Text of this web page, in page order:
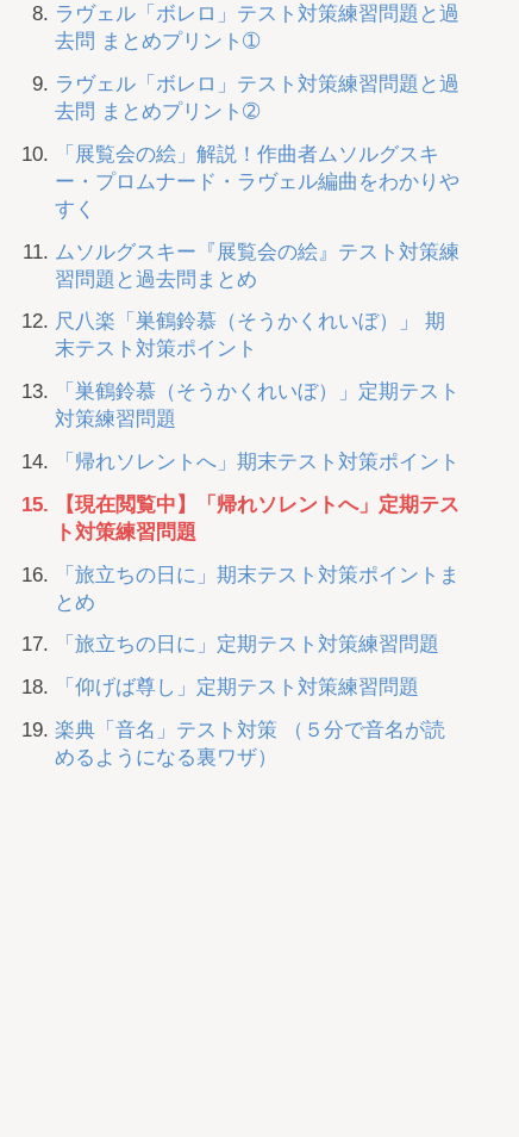
ラヴェル「ボレロ」テスト対策練習問題と過
去問 まとめプリント➀
ラヴェル「ボレロ」テスト対策練習問題と過
去問 まとめプリント➁
「展覧会の絵」解説！作曲者ムソルグスキ
ー・プロムナード・ラヴェル編曲をわかりや
すく
ムソルグスキー『展覧会の絵』テスト対策練
習問題と過去問まとめ
尺八楽「巣鶴鈴慕（そうかくれいぼ）」 期
末テスト対策ポイント
「巣鶴鈴慕（そうかくれいぼ）」定期テスト
対策練習問題
「帰れソレントへ」期末テスト対策ポイント
【現在閲覧中】「帰れソレントへ」定期テス
ト対策練習問題
「旅立ちの日に」期末テスト対策ポイントま
とめ
「旅立ちの日に」定期テスト対策練習問題
「仰げば尊し」定期テスト対策練習問題
楽典「音名」テスト対策 （５分で音名が読
めるようになる裏ワザ）